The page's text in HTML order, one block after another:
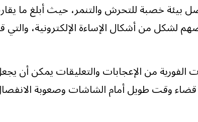
بيئة خصبة للتحرش والتنمر، حيث أبلغ ما
من أشكال الإساءة الإلكترونية، والتي
الفورية من الإعجابات والتعليقات يمكن أن
قضاء وقت طويل أمام الشاشات وصعوبة